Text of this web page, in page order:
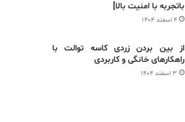
باتجربه با امنیت بالا]
۴ اسفند ۱۴۰۴
از بین بردن زردی کاسه توالت با
راهکارهای خانگی و کاربردی
۳ اسفند ۱۴۰۴